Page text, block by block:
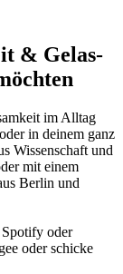
& Gelas­
im Alltag
in deinem ganz
Wis­sen­schaft und
mit einem
Berlin und
oder
oder schi­cke